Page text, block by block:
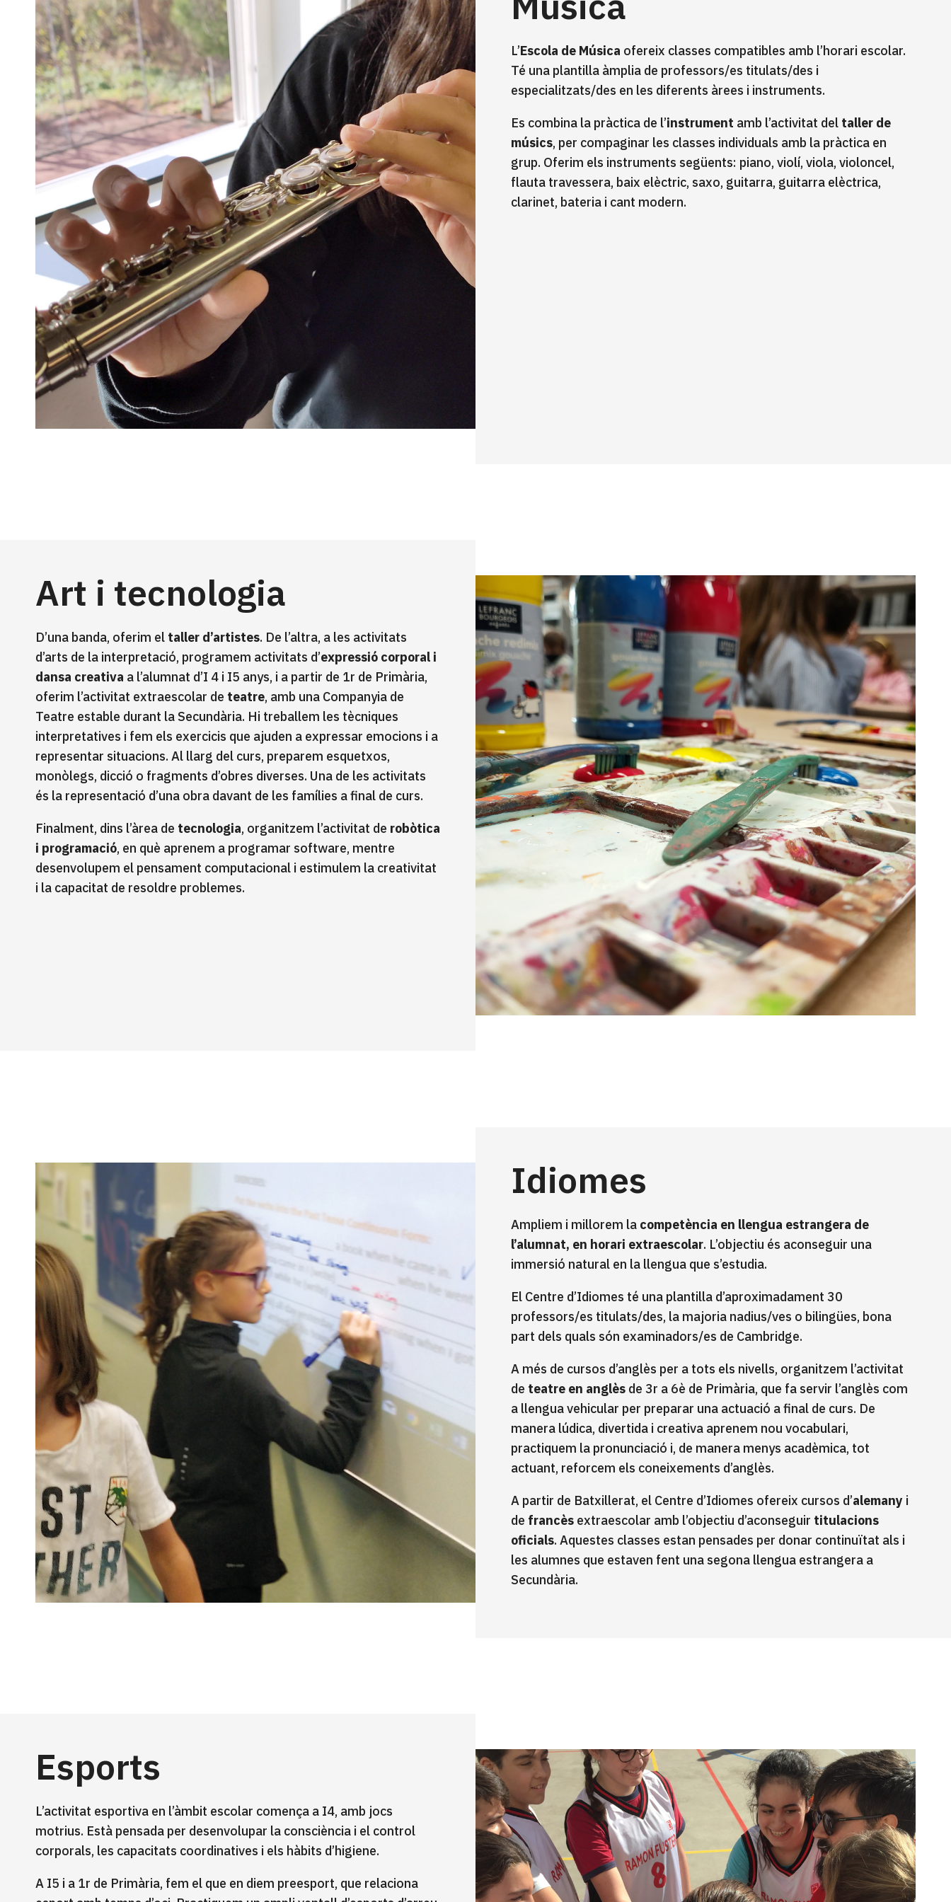
L’Escola de Música ofereix classes compatibles amb l’horari escolar.
Té una plantilla àmplia de professors/es titulats/des i
especialitzats/des en les diferents àrees i instruments.
Es combina la pràctica de l’instrument amb l’activitat del taller de
músics, per compaginar les classes individuals amb la pràctica en
grup. Oferim els instruments següents: piano, violí, viola, violoncel,
flauta travessera, baix elèctric, saxo, guitarra, guitarra elèctrica,
clarinet, bateria i cant modern.
Art i tecnologia
D’una banda, oferim el taller d’artistes. De l’altra, a les activitats
d’arts de la interpretació, programem activitats d’expressió corporal i
dansa creativa a l’alumnat d’I 4 i I5 anys, i a partir de 1r de Primària,
oferim l’activitat extraescolar de teatre, amb una Companyia de
Teatre estable durant la Secundària. Hi treballem les tècniques
interpretatives i fem els exercicis que ajuden a expressar emocions i a
representar situacions. Al llarg del curs, preparem esquetxos,
monòlegs, dicció o fragments d’obres diverses. Una de les activitats
és la representació d’una obra davant de les famílies a final de curs.
Finalment, dins l’àrea de tecnologia, organitzem l’activitat de robòtica
i programació, en què aprenem a programar software, mentre
desenvolupem el pensament computacional i estimulem la creativitat
i la capacitat de resoldre problemes.
Idiomes
Ampliem i millorem la competència en llengua estrangera de
l’alumnat, en horari extraescolar. L’objectiu és aconseguir una
immersió natural en la llengua que s’estudia.
El Centre d’Idiomes té una plantilla d’aproximadament 30
professors/es titulats/des, la majoria nadius/ves o bilingües, bona
part dels quals són examinadors/es de Cambridge.
A més de cursos d’anglès per a tots els nivells, organitzem l’activitat
de teatre en anglès de 3r a 6è de Primària, que fa servir l’anglès com
a llengua vehicular per preparar una actuació a final de curs. De
manera lúdica, divertida i creativa aprenem nou vocabulari,
practiquem la pronunciació i, de manera menys acadèmica, tot
actuant, reforcem els coneixements d’anglès.
A partir de Batxillerat, el Centre d’Idiomes ofereix cursos d’alemany i
de francès extraescolar amb l’objectiu d’aconseguir titulacions
oficials. Aquestes classes estan pensades per donar continuïtat als i
les alumnes que estaven fent una segona llengua estrangera a
Secundària.
Esports
L’activitat esportiva en l’àmbit escolar comença a I4, amb jocs
motrius. Està pensada per desenvolupar la consciència i el control
corporals, les capacitats coordinatives i els hàbits d’higiene.
A I5 i a 1r de Primària, fem el que en diem preesport, que relaciona